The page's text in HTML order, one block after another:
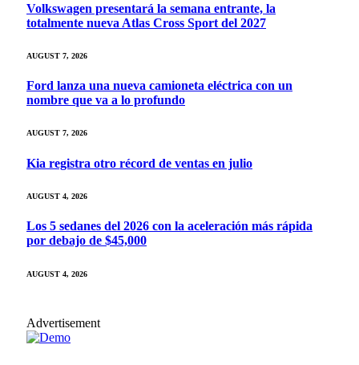
Volkswagen presentará la semana entrante, la
totalmente nueva Atlas Cross Sport del 2027
AUGUST 7, 2026
Ford lanza una nueva camioneta eléctrica con un
nombre que va a lo profundo
AUGUST 7, 2026
Kia registra otro récord de ventas en julio
AUGUST 4, 2026
Los 5 sedanes del 2026 con la aceleración más rápida
por debajo de $45,000
AUGUST 4, 2026
Advertisement